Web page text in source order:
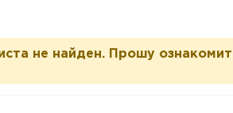
не найден. Прошу